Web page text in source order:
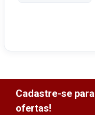
Cadastre-se
ofertas!